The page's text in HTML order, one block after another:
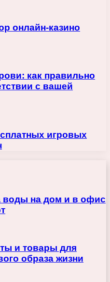
онлайн-казино
как правильно
с вашей
игровых
воды на дом и в офис
и товары для
образа жизни